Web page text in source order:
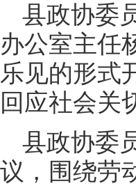
县政协委
办公室主任
乐见的形式
回应社会关
县政协委
议，围绕劳